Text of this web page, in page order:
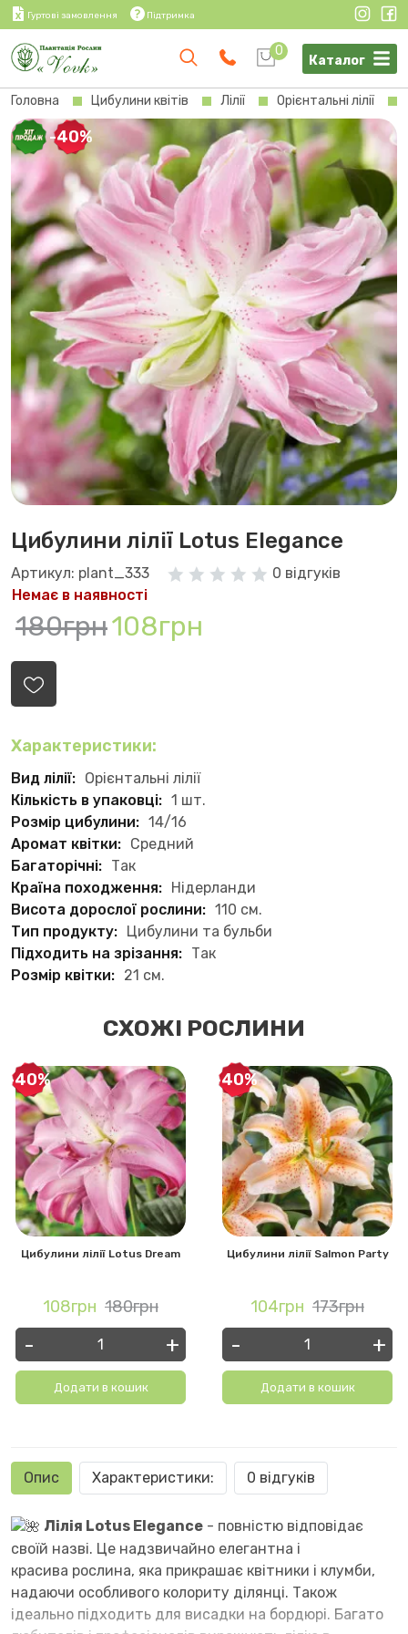
Гуртові замовлення Підтримка
0
Каталог
Головна Цибулини квітів Лілії Орієнтальні лілії
-40%
Цибулини лілії Lotus Elegance
Артикул: plant_333
0 відгуків
Немає в наявності
180грн108грн
Характеристики:
Вид лілії: Орієнтальні лілії
Кількість в упаковці: 1 шт.
Розмір цибулини: 14/16
Аромат квітки: Средний
Багаторічні: Так
Країна походження: Нідерланди
Висота дорослої рослини: 110 см.
Тип продукту: Цибулини та бульби
Підходить на зрізання: Так
Розмір квітки: 21 см.
СХОЖІ РОСЛИНИ
-40%
Цибулини лілії Lotus Dream
108грн 180грн
- +
Додати в кошик
-40%
Цибулини лілії Salmon Party
104грн 173грн
- +
Додати в кошик
Опис Характеристики: 0 відгуків
Лілія Lotus Elegance - повністю відповідає
своїй назві. Це надзвичайно елегантна і
красива рослина, яка прикрашає квітники і клумби,
надаючи особливого колориту ділянці. Також
ідеально підходить для висадки на бордюрі. Багато